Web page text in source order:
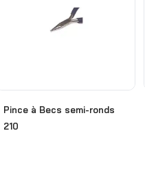
Pince à Becs semi-ronds
210